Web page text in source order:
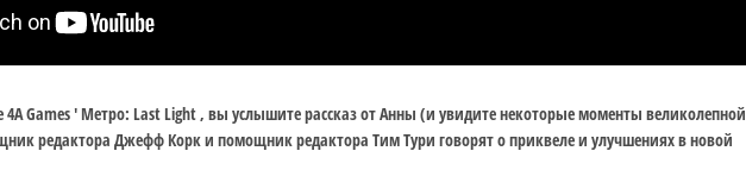
4A Games ' Метро: Last Light , вы услышите рассказ от Анны (и увидите некоторые моменты великолепной
редактора Джефф Корк и помощник редактора Тим Тури говорят о приквеле и улучшениях в новой